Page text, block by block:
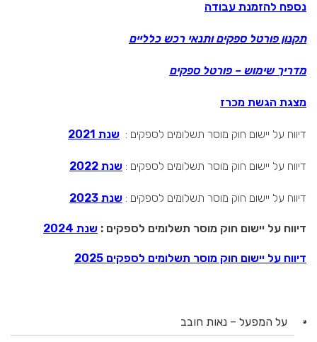
נספח להזמנת עבודה
תקנון פורטל ספקים ותנאי רכש כלליים
מדריך שימוש – פורטל ספקים
מצגת הגשת מכרז
דיווח על יישום חוק מוסר תשלומים לספקים : שנת 2021
דיווח על יישום חוק מוסר תשלומים לספקים : שנת 2022
דיווח על יישום חוק מוסר תשלומים לספקים : שנת 2023
דיווח על יישום חוק מוסר תשלומים לספקים : שנת 2024
דיווח על יישום חוק מוסר תשלומים לספקים 2025
על המפעל – נאות חובב